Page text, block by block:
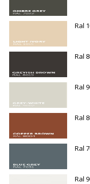
Ral
Ral
Ral
Ral
Ral
Ral